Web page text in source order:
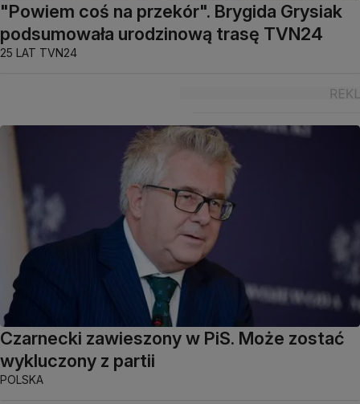
"Powiem coś na przekór". Brygida Grysiak
podsumowała urodzinową trasę TVN24
25 LAT TVN24
Czarnecki zawieszony w PiS. Może zostać
wykluczony z partii
POLSKA